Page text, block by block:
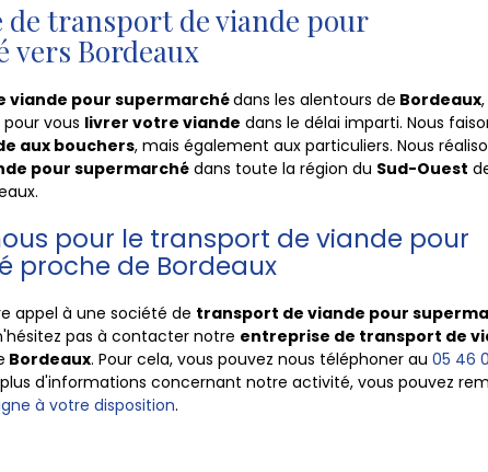
de transport de viande pour
vers Bordeaux
viande pour supermarchédans les alentours de Bordeaux
vous livrer votre viande dans le délai imparti. Nous
aux bouchers, mais également aux particuliers. Nous
pour supermarché dans toute la région du Sud-Ouest
.
pour le transport de viande pour
proche de Bordeaux
appel à une société de transport de viande pour
pas à contacter notre entreprise de transport de
Bordeaux. Pour cela, vous pouvez nous téléphoner au 05 46
d'informations concernant notre activité, vous pouvez
à votre disposition.